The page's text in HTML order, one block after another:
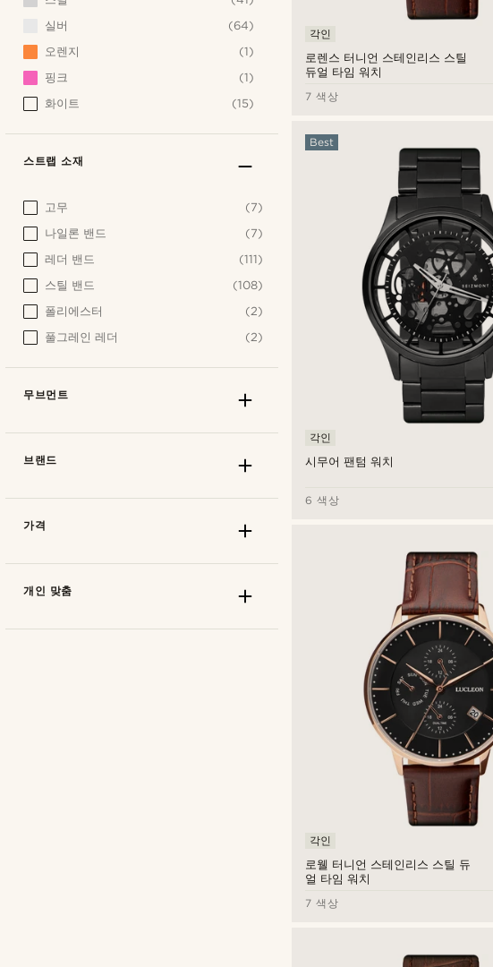
로렌스 터니언 스테인리스 스틸
듀얼 타임 워치
각인
7 색상
시무어 팬텀 워치
Best
각인
6 색상
로웰 터니언 스테인리스 스틸 듀
얼 타임 워치
각인
7 색상
실버
(64)
오렌지
(1)
핑크
(1)
화이트
(15)
스트랩 소재
고무
(7)
나일론 밴드
(7)
레더 밴드
(111)
스틸 밴드
(108)
폴리에스터
(2)
풀그레인 레더
(2)
무브먼트
브랜드
가격
개인 맞춤